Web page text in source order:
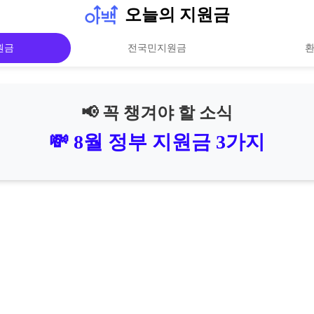
오늘의 지원금
금 전국민지원금
📢 꼭 챙겨야 할 소식
💸 8월 정부 지원금 3가지